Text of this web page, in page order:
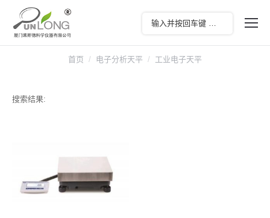
首页 电子分析天平 工业电子天平
搜索结果: